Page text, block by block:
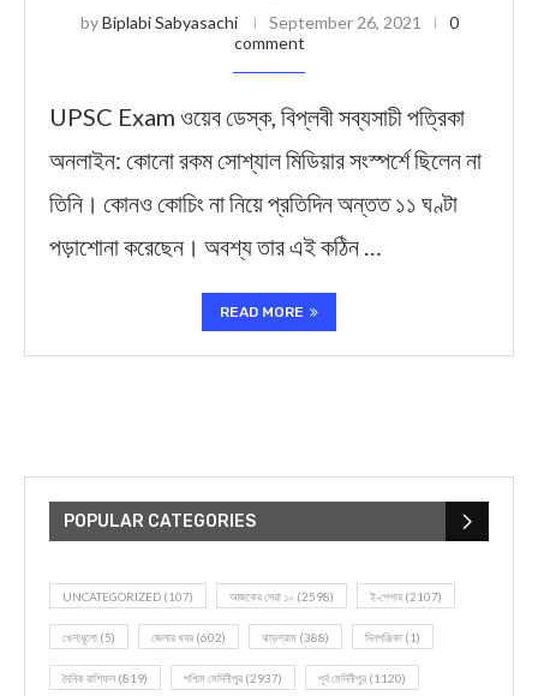
byBiplabi Sabyasachi September 26, 2021
0
comment
UPSC Exam ওয়েব ডেস্ক, বিপ্লবী সব্যসাচী পত্রিকা
অনলাইন: কোনো রকম সোশ্যাল মিডিয়ার সংস্পর্শে ছিলেন না
তিনি। কোনও কোচিং না নিয়ে প্রতিদিন অন্তত ১১ ঘণ্টা
পড়াশোনা করেছেন। অবশ্য তার এই কঠিন …
READ MORE
POPULAR CATEGORIES
UNCATEGORIZED (107) আজকের সেরা ১০ (2598) ই-পেপার (2107)
খেলাধূলো (5) জেলার খবর (602) ঝাড়গ্রাম (388) দিনপঞ্জিকা (1)
দৈনিক রাশিফল (819) পশ্চিম মেদিনীপুর (2937) পূর্ব মেদিনীপুর (1120)